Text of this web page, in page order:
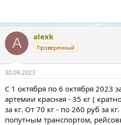
A alexk
Проверенный
30.09.2023
С 1 октября по 6 октября 2023
артемии красная - 35 кг (
за кг. От 70 кг - по 260 руб за
попутным транспортом,